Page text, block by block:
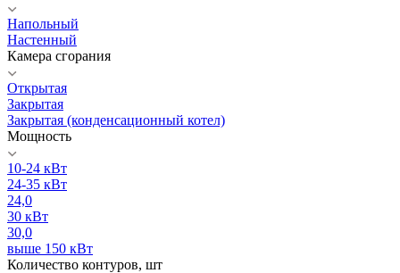
Напольный
Настенный
Камера сгорания
Открытая
Закрытая
Закрытая (конденсационный котел)
Мощность
10-24 кВт
24-35 кВт
24,0
30 кВт
30,0
выше 150 кВт
Количество контуров, шт